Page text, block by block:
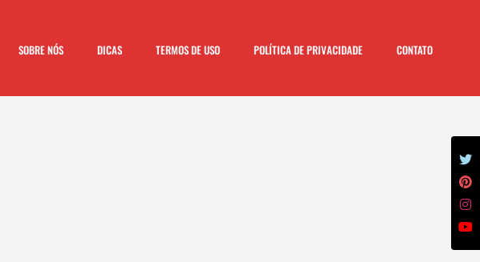
SOBRE NÓS DICAS TERMOS DE USO POLÍTICA DE PRIVACIDADE CONTATO